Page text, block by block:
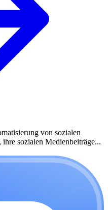
von sozialen
sozialen Medienbeiträge...